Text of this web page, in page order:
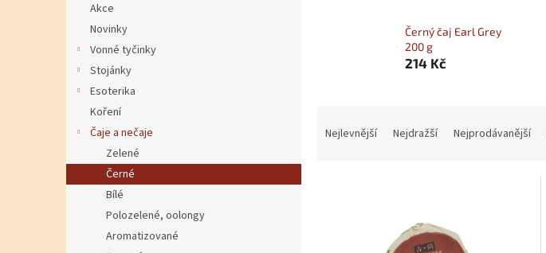
Akce
Novinky
Vonné tyčinky
Stojánky
Esoterika
Koření
Čaje a nečaje
Zelené
Černé
Bílé
Polozelené, oolongy
Aromatizované
Černý čaj Earl Grey
200 g
214 Kč
Nejlevnější Nejdražší Nejprodávanější